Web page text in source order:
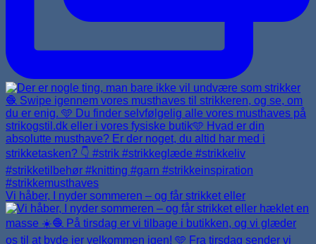
Vi håber, I nyder sommeren – og får strikket eller